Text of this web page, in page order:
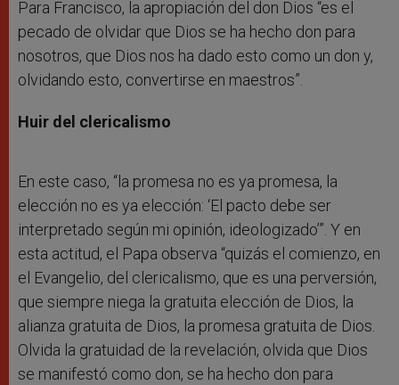
Para Francisco, la apropiación del don Dios “es el
pecado de olvidar que Dios se ha hecho don para
nosotros, que Dios nos ha dado esto como un don y,
olvidando esto, convertirse en maestros”.
Huir del clericalismo
En este caso, “la promesa no es ya promesa, la
elección no es ya elección: ‘El pacto debe ser
interpretado según mi opinión, ideologizado’”. Y en
esta actitud, el Papa observa “quizás el comienzo, en
el Evangelio, del clericalismo, que es una perversión,
que siempre niega la gratuita elección de Dios, la
alianza gratuita de Dios, la promesa gratuita de Dios.
Olvida la gratuidad de la revelación, olvida que Dios
se manifestó como don, se ha hecho don para